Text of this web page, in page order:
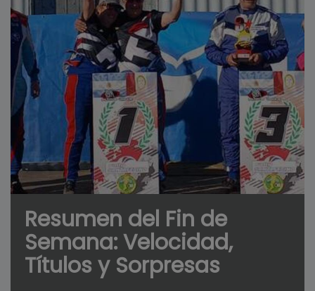
Resumen del Fin de
Semana: Velocidad,
Títulos y Sorpresas